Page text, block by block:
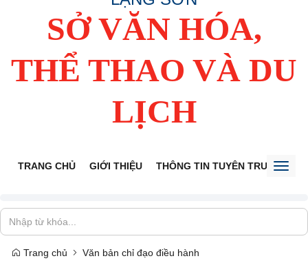
SỞ VĂN HÓA,
THỂ THAO VÀ DU
LỊCH
TRANG CHỦ GIỚI THIỆU THÔNG TIN TUYÊN TRUYỀN
Trang chủ Văn bản chỉ đạo điều hành